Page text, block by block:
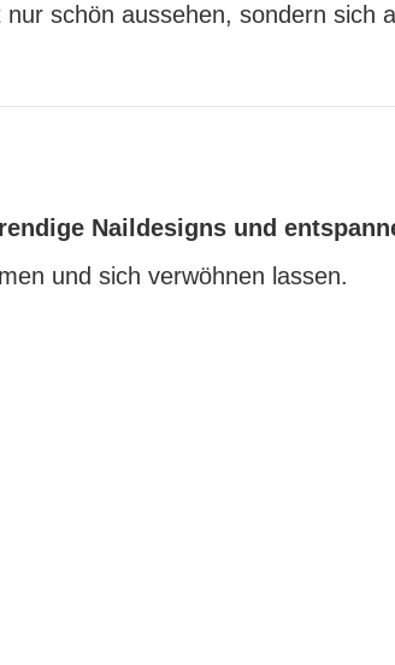
schön aussehen, sondern sich
Naildesigns und
und sich verwöhnen lassen.